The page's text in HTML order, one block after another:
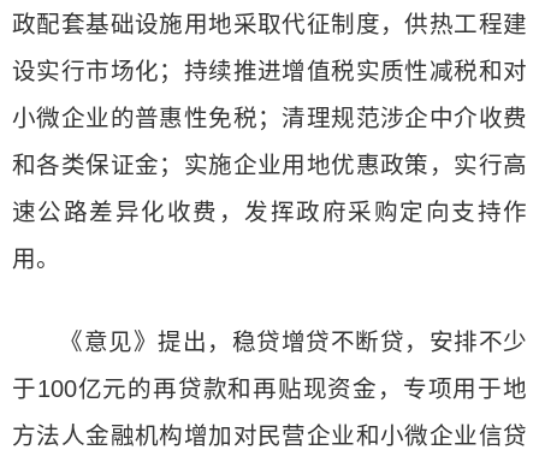
政配套基础设施用地采取代征制度，供热工程建
设实行市场化；持续推进增值税实质性减税和对
小微企业的普惠性免税；清理规范涉企中介收费
和各类保证金；实施企业用地优惠政策，实行高
速公路差异化收费，发挥政府采购定向支持作
用。
《意见》提出，稳贷增贷不断贷，安排不少
于100亿元的再贷款和再贴现资金，专项用于地
方法人金融机构增加对民营企业和小微企业信贷